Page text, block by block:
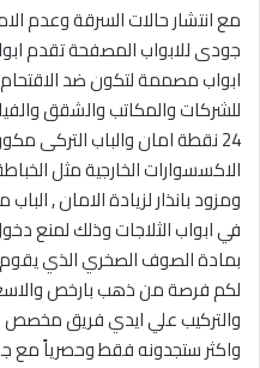
مع انتشار حالات السرقة وعدم
جودى للابواب المصفحة تقدم
ابواب مصممة لتكون ضد
للشركات والمكاتب والشقق
الاكسسوارات الخارجية مثل
ومزود بانذار لزيادة الامان ,
في ابواب الثلاجات وذلك لمنع
بمادة الصوف الصخري الذي
لكم فرصة من ذهب بارخص
والتركيب علي ايدي فريق
واكثر ستجدونه فقط وحصرياً مع